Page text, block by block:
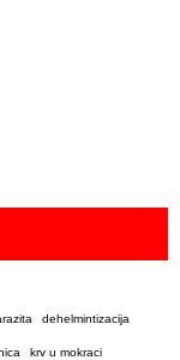
dehelmintizacija
krv u mokraci